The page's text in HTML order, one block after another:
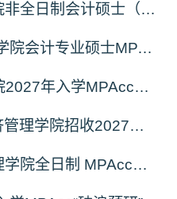
西安交通大学管理学院非全日制会计硕士（MPAcc）2027年报考指南
2027年中山大学管理学院会计专业硕士MPAcc(资本市场方向）招生开启！
西安交通大学管理学院2027年入学MPAcc项目“卓越计划”申请指南
北京航空航天大学经济管理学院招收2027年非全日制会计专业硕士（MPAcc）校园开放日活动
南京理工大学经济管理学院全日制 MPAcc停招及会计学初试科目调整通知